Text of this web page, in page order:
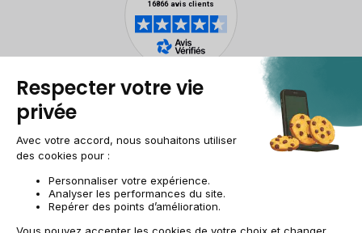
Mentions légalesGestion des cookies
Conditions générales de vente
AccessibilitéPlan du site
CH-FR | CHF